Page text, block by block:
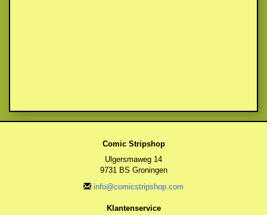
Comic Stripshop
Ulgersmaweg 14
9731 BS Groningen
info@comicstripshop.com
Klantenservice